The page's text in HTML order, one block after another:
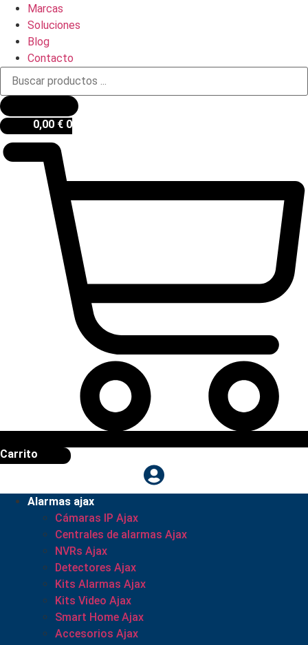
Marcas
Soluciones
Blog
Contacto
Búsqueda
productos
0,00 € 0
Carrito
Alarmas ajax
Cámaras IP Ajax
Centrales de alarmas Ajax
NVRs Ajax
Detectores Ajax
Kits Alarmas Ajax
Kits Video Ajax
Smart Home Ajax
Accesorios Ajax